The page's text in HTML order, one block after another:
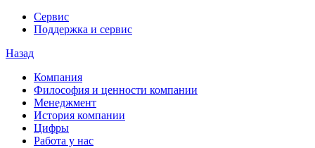
Сервис
Поддержка и сервис
Назад
Компания
Философия и ценности компании
Менеджмент
История компании
Цифры
Работа у нас